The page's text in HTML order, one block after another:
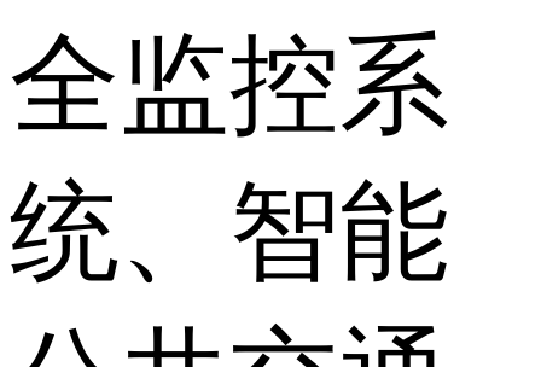
全监控系
统、智能